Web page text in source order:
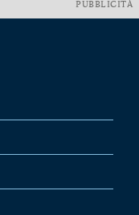
PUBBLICITÀ